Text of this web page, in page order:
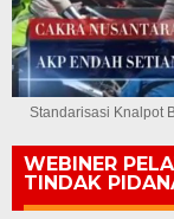
Standarisasi Knalpot
WEBINER
TINDAK